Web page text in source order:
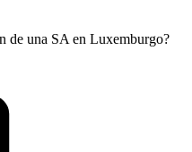
de una SA en Luxemburgo?